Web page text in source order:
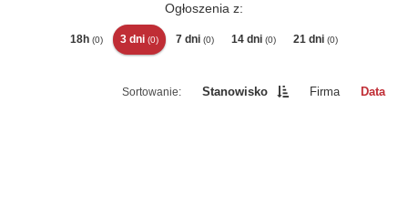
Ogłoszenia z:
18h (0) 3 dni (0) 7 dni (0) 14 dni (0) 21 dni (0)
Stanowisko Firma Data